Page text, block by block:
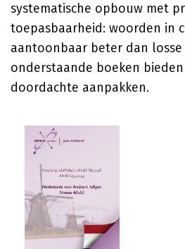
systematische opbouw met
toepasbaarheid: woorden in
aantoonbaar beter dan
onderstaande boeken
doordachte aanpakken.